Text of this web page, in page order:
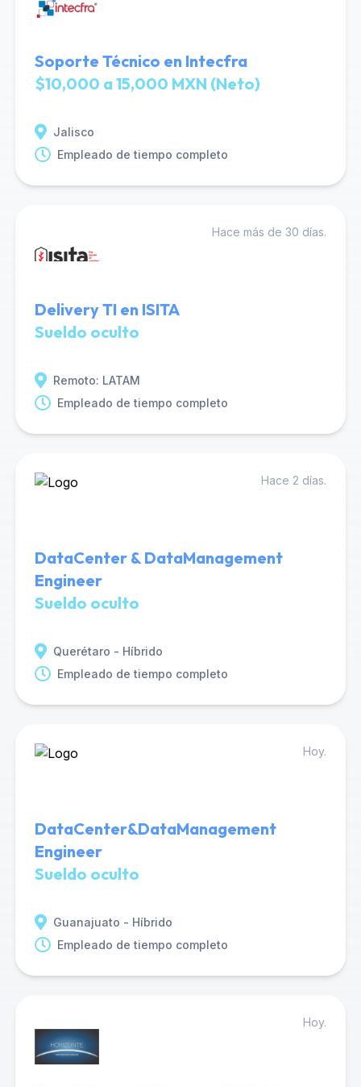
Soporte Técnico en Intecfra
$10,000 a 15,000 MXN (Neto)
Jalisco
Empleado de tiempo completo
Hace más de 30 días.
Delivery TI en ISITA
Sueldo oculto
Remoto: LATAM
Empleado de tiempo completo
Hace 2 días.
DataCenter & DataManagement
Engineer
Sueldo oculto
Querétaro - Híbrido
Empleado de tiempo completo
Hoy.
DataCenter&DataManagement
Engineer
Sueldo oculto
Guanajuato - Híbrido
Empleado de tiempo completo
Hoy.